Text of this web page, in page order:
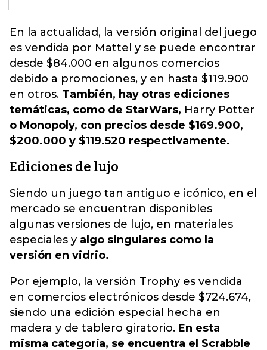
En la actualidad, la versión original del juego
es vendida por Mattel y se puede encontrar
desde $84.000 en algunos comercios
debido a promociones, y en hasta $119.900
en otros. También, hay otras ediciones
temáticas, como de StarWars, Harry Potter
o Monopoly, con precios desde $169.900,
$200.000 y $119.520 respectivamente.
Ediciones de lujo
Siendo un juego tan antiguo e icónico, en el
mercado se encuentran disponibles
algunas versiones de lujo, en materiales
especiales y algo singulares como la
versión en vidrio.
Por ejemplo, la versión Trophy es vendida
en comercios electrónicos desde $724.674,
siendo una edición especial hecha en
madera y de tablero giratorio. En esta
misma categoría, se encuentra el Scrabble